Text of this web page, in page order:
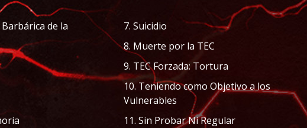
de la
7. Suicidio
8. Muerte por la TEC
9. TEC Forzada: Tortura
10. Teniendo como Objetivo a los
Vulnerables
11. Sin Probar Ni Regular